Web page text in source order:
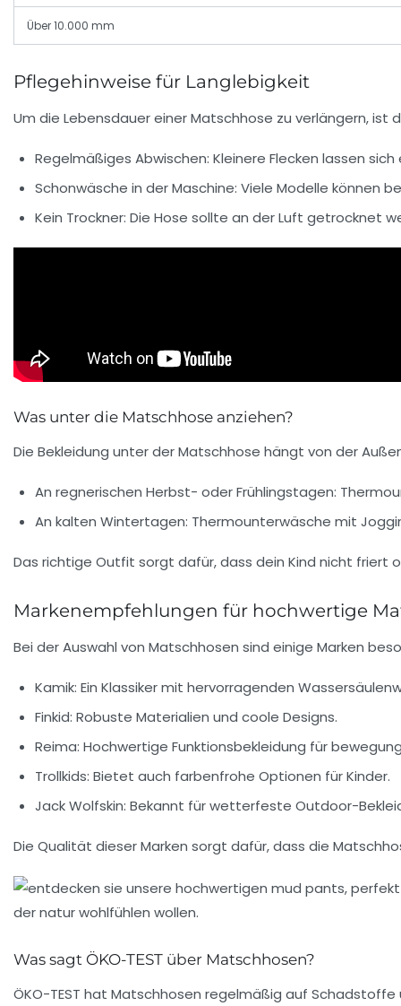
Über 10.000 mm
Pflegehinweise für Langlebigkeit
Um die Lebensdauer einer Matschhose zu verlängern, ist
Regelmäßiges Abwischen: Kleinere Flecken lassen
Schonwäsche in der Maschine: Viele Modelle können
Kein Trockner: Die Hose sollte an der Luft getrocknet
Was unter die Matschhose anziehen?
Die Bekleidung unter der Matschhose hängt von der
An regnerischen Herbst- oder Frühlingstagen:
An kalten Wintertagen: Thermounterwäsche mit
Das richtige Outfit sorgt dafür, dass dein Kind nicht friert
Markenempfehlungen für hochwertige
Bei der Auswahl von Matschhosen sind einige Marken
Kamik: Ein Klassiker mit hervorragenden
Finkid: Robuste Materialien und coole Designs.
Reima: Hochwertige Funktionsbekleidung für
Trollkids: Bietet auch farbenfrohe Optionen für Kinder.
Jack Wolfskin: Bekannt für wetterfeste Outdoor-
Die Qualität dieser Marken sorgt dafür, dass die
Was sagt ÖKO-TEST über Matschhosen?
ÖKO-TEST hat Matschhosen regelmäßig auf